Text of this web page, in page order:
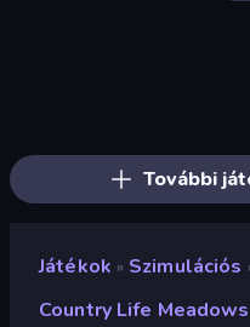
További
Játékok » Szimulációs
Country Life Meadows